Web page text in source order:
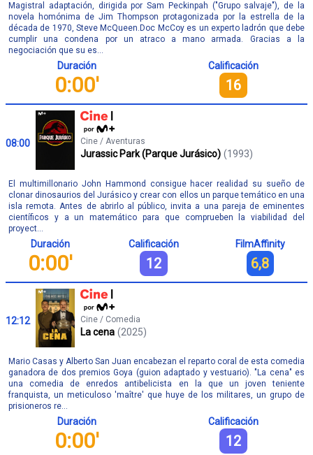
Magistral adaptación, dirigida por Sam Peckinpah ("Grupo salvaje"), de la
novela homónima de Jim Thompson protagonizada por la estrella de la
década de 1970, Steve McQueen.Doc McCoy es un experto ladrón que debe
cumplir una condena por un atraco a mano armada. Gracias a la
negociación que su es...
Duración
0:00'
Calificación
16
08:00 Cine / Aventuras
Jurassic Park (Parque Jurásico) (1993)
El multimillonario John Hammond consigue hacer realidad su sueño de
clonar dinosaurios del Jurásico y crear con ellos un parque temático en una
isla remota. Antes de abrirlo al público, invita a una pareja de eminentes
científicos y a un matemático para que comprueben la viabilidad del
proyect...
Duración
0:00'
Calificación
12
FilmAffinity
6,8
12:12 Cine / Comedia
La cena (2025)
Mario Casas y Alberto San Juan encabezan el reparto coral de esta comedia
ganadora de dos premios Goya (guion adaptado y vestuario). "La cena" es
una comedia de enredos antibelicista en la que un joven teniente
franquista, un meticuloso 'maître' que huye de los militares, un grupo de
prisioneros re...
Duración
0:00'
Calificación
12